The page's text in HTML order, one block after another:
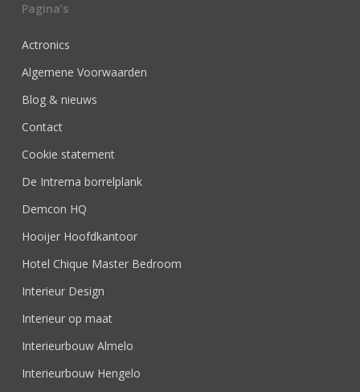
Pagina’s
Actronics
Algemene Voorwaarden
Blog & nieuws
Contact
Cookie statement
De Intrema borrelplank
Demcon HQ
Hooijer Hoofdkantoor
Hotel Chique Master Bedroom
Interieur Design
Interieur op maat
Interieurbouw Almelo
Interieurbouw Hengelo